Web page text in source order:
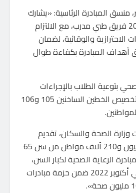
منسق المبادرة الرئاسية: «يشارك
في تنفيذ المبادرة 2000 فريق طبي مدرب، مع الالتزام
الاحترازية والوقائية، لضمان
أهداف المبادرة بكفاءة طوال
بتوعية الطلاب بالإجراءات
الصحية السليمة، مع تخصيص الخطين الساخنين 105 و106
وزارة الصحة والسكان، تقديم
الخدمات الطبية لـ2 مليون و210 آلاف مواطن من سن 65
الرعاية الصحية لكبار السن،
وذلك منذ انطلاقها في أكتوبر 2022 ضمن حزمة مبادرات